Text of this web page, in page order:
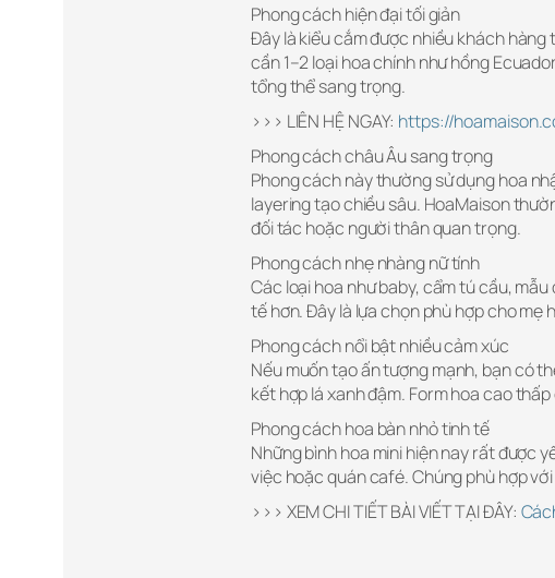
Phong cách hiện đại tối giản
Đây là kiểu cắm được nhiều khách
cần 1–2 loại hoa chính như hồng
tổng thể sang trọng.
>>> LIÊN HỆ NGAY: https://
Phong cách châu Âu sang trọng
Phong cách này thường sử dụng hoa
layering tạo chiều sâu. HoaMaison
đối tác hoặc người thân quan trọng.
Phong cách nhẹ nhàng nữ tính
Các loại hoa như baby, cẩm tú cầu,
tế hơn. Đây là lựa chọn phù hợp cho mẹ
Phong cách nổi bật nhiều cảm xúc
Nếu muốn tạo ấn tượng mạnh, bạn có
kết hợp lá xanh đậm. Form hoa cao
Phong cách hoa bàn nhỏ tinh tế
Những bình hoa mini hiện nay rất được
việc hoặc quán café. Chúng phù hợp
>>> XEM CHI TIẾT BÀI VIẾT TẠI ĐÂY: